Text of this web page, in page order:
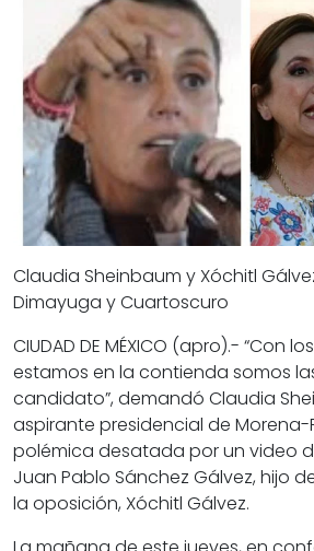
Claudia Sheinbaum y Xóchitl
Dimayuga y Cuartoscuro
CIUDAD DE MÉXICO (apro).- “Con
estamos en la contienda somos
candidato”, demandó Claudia
aspirante presidencial de Morena-
polémica desatada por un video
Juan Pablo Sánchez Gálvez, hijo
la oposición, Xóchitl Gálvez.